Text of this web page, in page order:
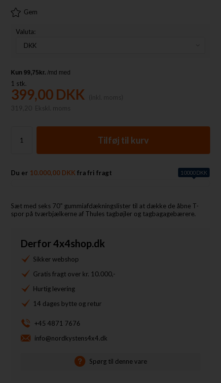
Gem
Valuta:
1 stk.
399,00 DKK
319,20
Ekskl. moms
Du er 10.000,00 DKK fra fri fragt 10000 DKK
Sæt med seks 70" gummiafdækningslister til at dække de åbne T-
spor på tværbjælkerne af Thules tagbøjler og tagbagagebærere.
Derfor 4x4shop.dk
Sikker webshop
Gratis fragt over kr. 10.000,-
Hurtig levering
14 dages bytte og retur
+45 4871 7676
info@nordkystens4x4.dk
Spørg til denne vare